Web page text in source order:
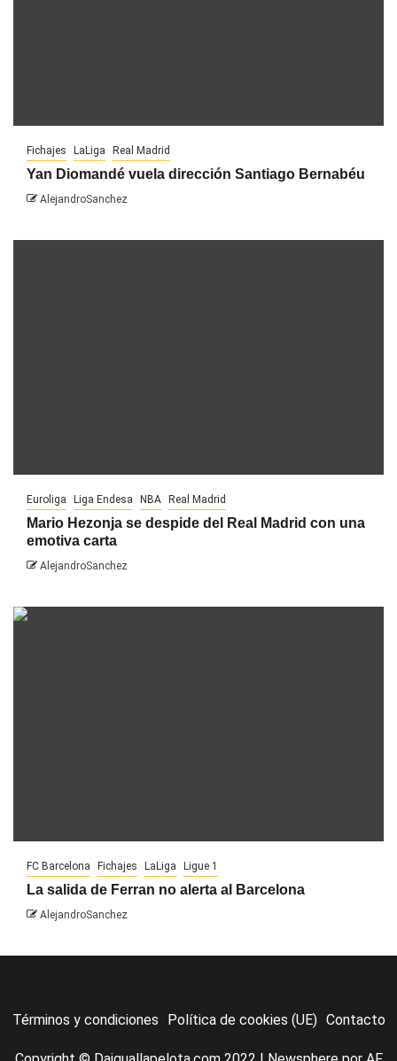
Fichajes LaLiga Real Madrid
Yan Diomandé vuela dirección Santiago Bernabéu
AlejandroSanchez
Euroliga Liga Endesa NBA Real Madrid
Mario Hezonja se despide del Real Madrid con una
emotiva carta
AlejandroSanchez
FC Barcelona Fichajes LaLiga Ligue 1
La salida de Ferran no alerta al Barcelona
AlejandroSanchez
Términos y condiciones Política de cookies (UE) Contacto